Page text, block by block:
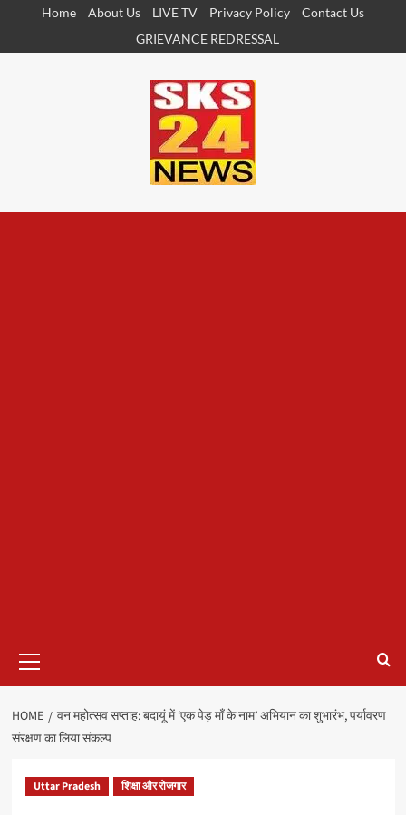
content
Home About Us LIVE TV Privacy Policy
Contact Us
GRIEVANCE REDRESSAL
Menu
HOME
वन महोत्सव सप्ताह: बदायूं में ‘एक पेड़ माँ के नाम’ अभियान का शुभारंभ, पर्यावरण
संरक्षण का लिया संकल्प
Uttar Pradesh शिक्षा और रोजगार